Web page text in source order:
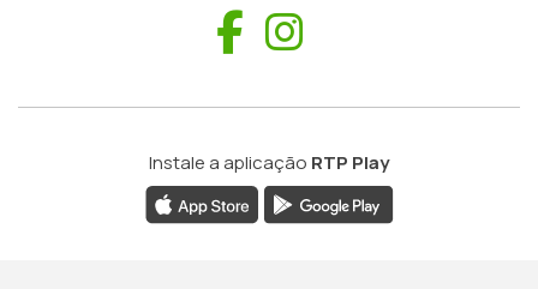
Facebook
Instale a aplicação RTP Play